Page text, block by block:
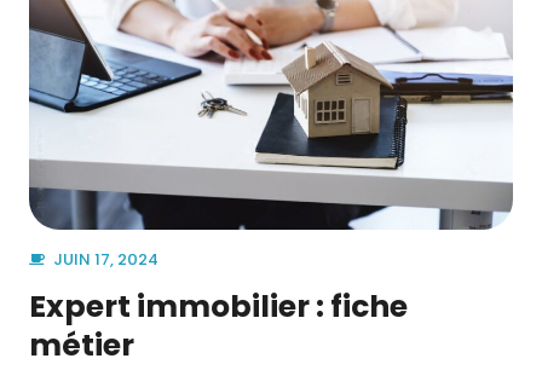
JUIN 17, 2024
Expert immobilier : fiche
métier